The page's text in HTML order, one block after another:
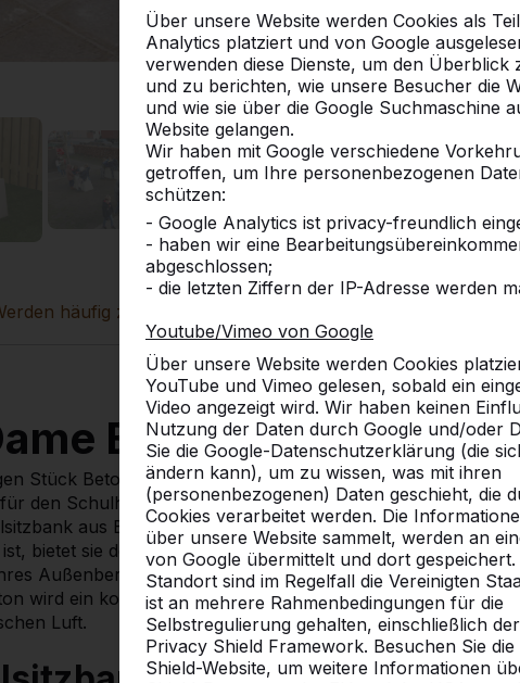
Über unsere Website werden Cookies als
Analytics platziert und von Google
verwenden diese Dienste, um den Überblick
und zu berichten, wie unsere Besucher die
und wie sie über die Google Suchmaschine
Website gelangen.
Wir haben mit Google verschiedene
getroffen, um Ihre personenbezogenen
schützen:
- Google Analytics ist privacy-freundlich
- haben wir eine
abgeschlossen;
- die letzten Ziffern der IP-Adresse werden
Youtube/Vimeo von Google
Über unsere Website werden Cookies
YouTube und Vimeo gelesen, sobald ein
Video angezeigt wird. Wir haben keinen
Nutzung der Daten durch Google und/oder
Sie die Google-Datenschutzerklärung (die
ändern kann), um zu wissen, was mit ihren
(personenbezogenen) Daten geschieht, die
Cookies verarbeitet werden. Die
über unsere Website sammelt, werden an
von Google übermittelt und dort
Standort sind im Regelfall die Vereinigten
ist an mehrere Rahmenbedingungen für die
Selbstregulierung gehalten, einschließlich
Privacy Shield Framework. Besuchen Sie
Shield-Website, um weitere Informationen
häufig zusammen gekauft
Beton Naturell
Stück Beton und mit einer natürlichen Ausstrahlung. Diese
den Schulhof, Park, Campingplatz oder Garten. Da das
aus Beton auch als Tisch mit Sitzgelegenheit genutzt
bietet sie dem Gebäude, vor dem sie aufgestellt wird,
Außenbereichs die Gelegenheit, das Damespiel
wird ein kostenloser Satz Damesteine mitgeliefert.
Luft.